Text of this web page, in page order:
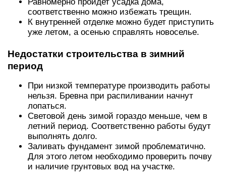
соответственно можно избежать трещин.
К внутренней отделке можно будет приступить
уже летом, а осенью справлять новоселье.
Недостатки строительства в зимний
период
При низкой температуре производить работы
нельзя. Бревна при распиливании начнут
лопаться.
Световой день зимой гораздо меньше, чем в
летний период. Соответственно работы будут
выполнять долго.
Заливать фундамент зимой проблематично.
Для этого летом необходимо проверить почву
и наличие грунтовых вод на участке.